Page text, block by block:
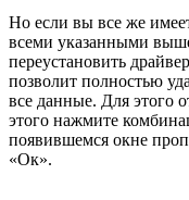
Но если вы все же
всеми указанными
переустановить
позволит полностью
все данные. Для этого
этого нажмите
появившемся окне
«Ок».